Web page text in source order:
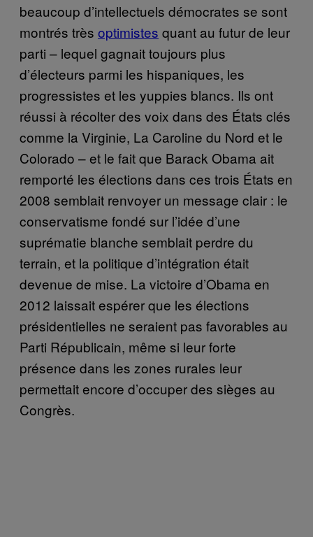
beaucoup d’intellectuels démocrates se sont
montrés très optimistes quant au futur de leur
parti – lequel gagnait toujours plus
d’électeurs parmi les hispaniques, les
progressistes et les yuppies blancs. Ils ont
réussi à récolter des voix dans des États clés
comme la Virginie, La Caroline du Nord et le
Colorado – et le fait que Barack Obama ait
remporté les élections dans ces trois États en
2008 semblait renvoyer un message clair : le
conservatisme fondé sur l’idée d’une
suprématie blanche semblait perdre du
terrain, et la politique d’intégration était
devenue de mise. La victoire d’Obama en
2012 laissait espérer que les élections
présidentielles ne seraient pas favorables au
Parti Républicain, même si leur forte
présence dans les zones rurales leur
permettait encore d’occuper des sièges au
Congrès.